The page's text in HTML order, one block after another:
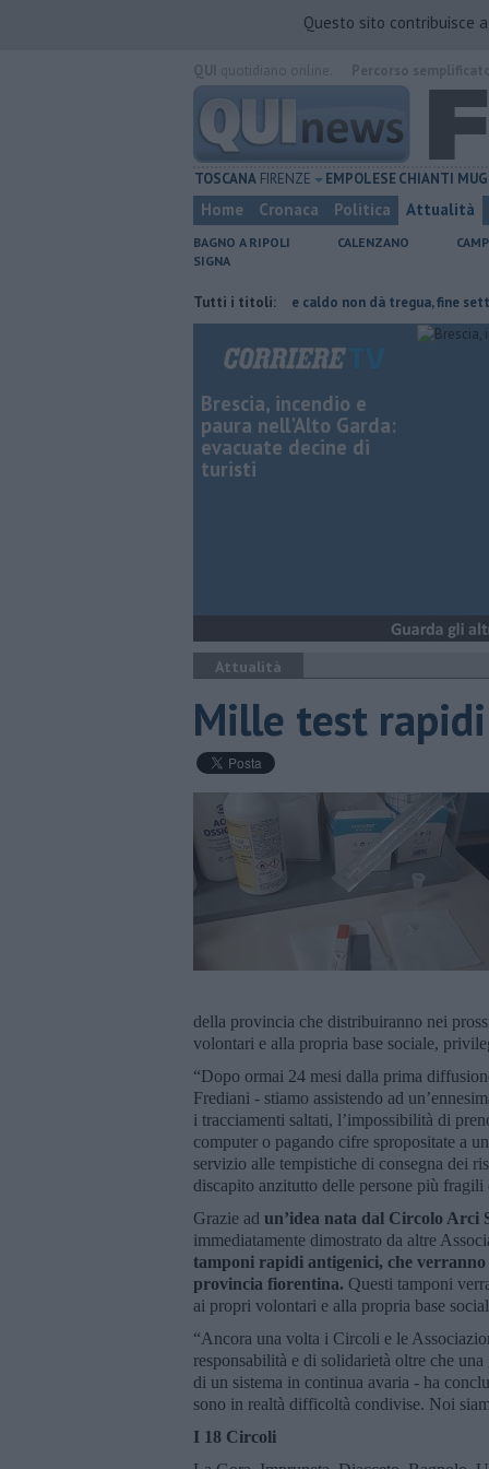
Questo sito contribuisce
TOSCANA FIRENZE EMPOLESECHIANTI
Home Cronaca Politica Attualità
BAGNO A RIPOLI CALENZANO
SIGNA
Tutti i titoli:
Il grande caldo non dà tregua, fine settimana
Brescia, incendio e
paura nell'Alto Garda:
evacuate decine di
turisti
Attualità
Mille test
della provincia che distribuiranno nei
volontari e alla propria base sociale,
“Dopo ormai 24 mesi dalla prima
Frediani - stiamo assistendo ad
i tracciamenti saltati, l’impossibilità di
computer o pagando cifre spropositate a
servizio alle tempistiche di consegna dei
discapito anzitutto delle persone più fragili
Grazie ad un’idea nata dal Circolo Arci
immediatamente dimostrato da altre
tamponi rapidi antigenici, che
provincia fiorentina. Questi tamponi
ai propri volontari e alla propria base
“Ancora una volta i Circoli e le
responsabilità e di solidarietà oltre che
di un sistema in continua avaria - ha
sono in realtà difficoltà condivise. Noi
I 18 Circoli